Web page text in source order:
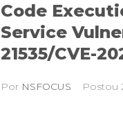
Code
Service
21535/CVE-
Por NSFOCUS Postou